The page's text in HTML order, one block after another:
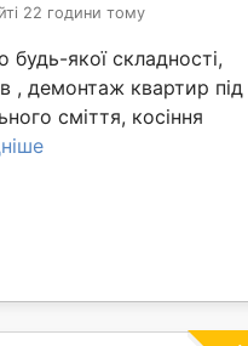
22 години тому
якої складності,
, демонтаж квартир під
сміття, косіння